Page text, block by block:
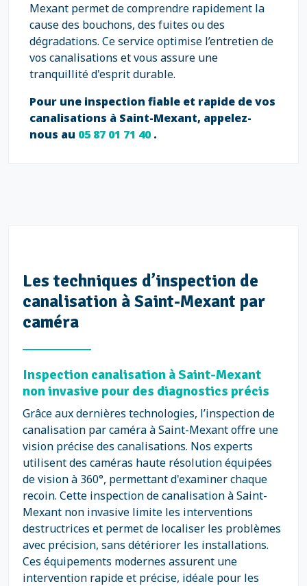
Mexant permet de comprendre rapidement la
cause des bouchons, des fuites ou des
dégradations. Ce service optimise l’entretien de
vos canalisations et vous assure une
tranquillité d'esprit durable.
Pour une inspection fiable et rapide de vos
canalisations à Saint-Mexant, appelez-
nous au 05 87 01 71 40.
Les techniques d’inspection de
canalisation à Saint-Mexant par
caméra
Inspection canalisation à Saint-Mexant
non invasive pour des diagnostics précis
Grâce aux dernières technologies, l’inspection de
canalisation par caméra à Saint-Mexant offre une
vision précise des canalisations. Nos experts
utilisent des caméras haute résolution équipées
de vision à 360°, permettant d'examiner chaque
recoin. Cette inspection de canalisation à Saint-
Mexant non invasive limite les interventions
destructrices et permet de localiser les problèmes
avec précision, sans détériorer les installations.
Ces équipements modernes assurent une
intervention rapide et précise, idéale pour les